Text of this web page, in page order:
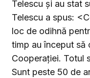
Telescu și au stat
Telescu a spus:
loc de odihnă
timp au început să
Cooperației. Totul
Sunt peste 50 de